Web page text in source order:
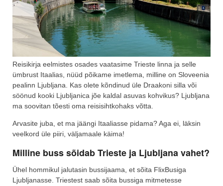
Reisikirja eelmistes osades vaatasime Trieste linna ja selle
ümbrust Itaalias, nüüd põikame imetlema, milline on Sloveenia
pealinn Ljubljana. Kas olete kõndinud üle Draakoni silla või
söönud kooki Ljubljanica jõe kaldal asuvas kohvikus? Ljubljana
ma soovitan tõesti oma reisisihtkohaks võtta.
Arvasite juba, et ma jäängi Itaaliasse pidama? Aga ei, läksin
veelkord üle piiri, väljamaale käima!
Milline buss sõidab Trieste ja Ljubljana vahet?
Ühel hommikul jalutasin bussijaama, et sõita FlixBusiga
Ljubljanasse. Triestest saab sõita bussiga mitmetesse